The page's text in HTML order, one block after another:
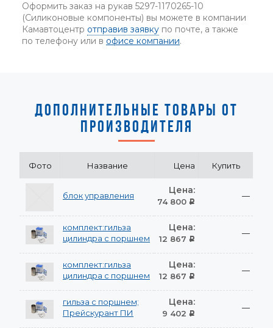
Оформить заказ на рукав 5297-1170265-10
(Силиконовые компоненты) вы можете в компании
Камавтоцентр отправив заявку по почте, а также
по телефону или в офисе компании.
ДОПОЛНИТЕЛЬНЫЕ ТОВАРЫ ОТ
ПРОИЗВОДИТЕЛЯ
Фото Название Цена Купить
блок управления Цена:
74 800 Р
—
комплект:гильза
цилиндра с поршнем
Цена:
12 867 Р
—
комплект:гильза
цилиндра с поршнем
Цена:
12 867 Р
—
гильза с поршнем;
Прейскурант ПИ
Цена:
9 402 Р
—